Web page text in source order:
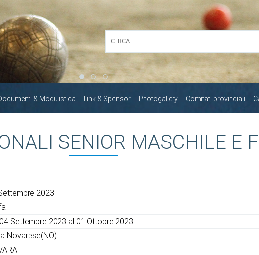
& Modulistica Link & Sponsor Photogallery Comitati provinciali
SENIOR MASCHILE E
2023
Settembre 2023 al 01 Ottobre 2023
Novarese(NO)